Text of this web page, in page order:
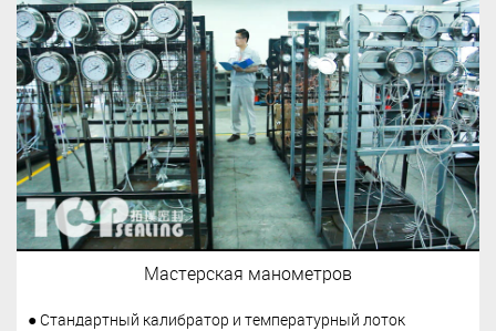
Мастерская манометров
● Стандартный калибратор и температурный лоток